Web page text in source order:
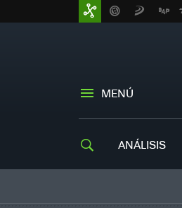
MENÚ
ANÁLISIS